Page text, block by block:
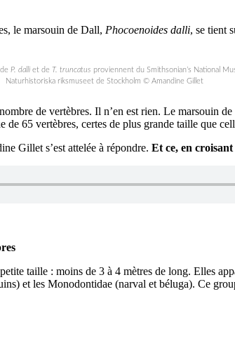
le marsouin de Dall, Phocoenoides dalli, se tient
P. dalliet de T. truncatus proviennent du Smithsonian’s National
Naturhistoriska riksmuseet de Stockholm © Amandine Gillet
de vertèbres. Il n’en est rien. Le marsouin
de 65 vertèbres, certes de plus grande taille que
Gillet s’est attelée à répondre. Et ce, en croisant
taille : moins de 3 à 4 mètres de long. Elles
et les Monodontidae (narval et béluga). Ce